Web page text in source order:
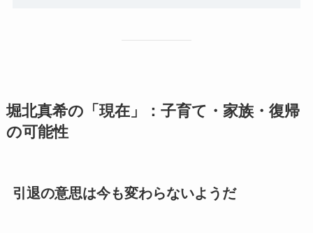
堀北真希の「現在」：子育て・家族・復帰
の可能性
引退の意思は今も変わらないようだ